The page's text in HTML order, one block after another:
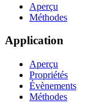
Aperçu
Méthodes
Application
Aperçu
Propriétés
Évènements
Méthodes